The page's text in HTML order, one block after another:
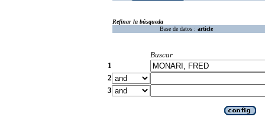
Refinar la búsqueda
Base de datos : article
Buscar
1
2
3